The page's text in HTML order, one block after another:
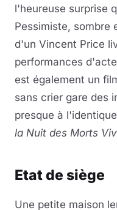
l'heureuse surprise
Pessimiste, sombre
d'un Vincent Price
performances
est également un
sans crier gare des
presque à
la Nuit des Morts
Etat de siège
Une petite maison